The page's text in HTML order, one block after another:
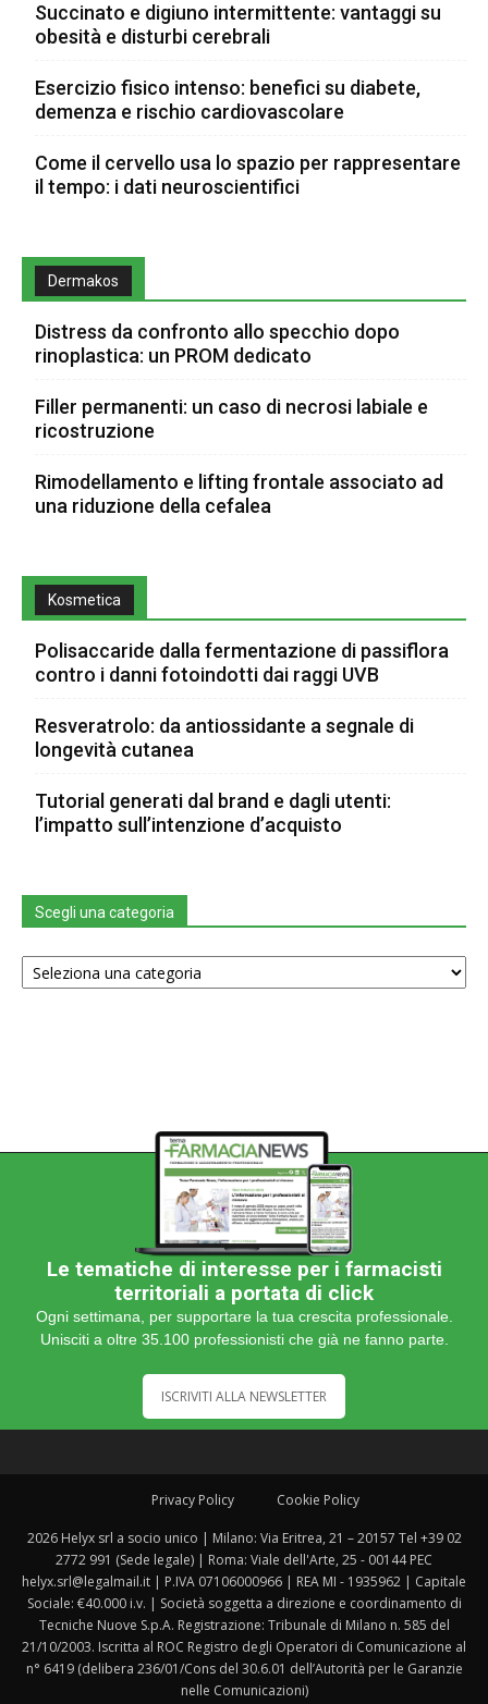
Succinato e digiuno intermittente: vantaggi su
obesità e disturbi cerebrali
Esercizio fisico intenso: benefici su diabete,
demenza e rischio cardiovascolare
Come il cervello usa lo spazio per rappresentare
il tempo: i dati neuroscientifici
Dermakos
Distress da confronto allo specchio dopo
rinoplastica: un PROM dedicato
Filler permanenti: un caso di necrosi labiale e
ricostruzione
Rimodellamento e lifting frontale associato ad
una riduzione della cefalea
Kosmetica
Polisaccaride dalla fermentazione di passiflora
contro i danni fotoindotti dai raggi UVB
Resveratrolo: da antiossidante a segnale di
longevità cutanea
Tutorial generati dal brand e dagli utenti:
l’impatto sull’intenzione d’acquisto
Scegli una categoria
Scegli
una
Le tematiche di interesse per i farmacisti
territoriali a portata di click
Ogni settimana, per supportare la tua crescita professionale.
Unisciti a oltre 35.100 professionisti che già ne fanno parte.
ISCRIVITI ALLA NEWSLETTER
Privacy Policy Cookie Policy
2026 Helyx srl a socio unico | Milano: Via Eritrea, 21 – 20157 Tel +39 02
2772 991 (Sede legale) | Roma: Viale dell'Arte, 25 - 00144 PEC
helyx.srl@legalmail.it | P.IVA 07106000966 | REA MI - 1935962 | Capitale
Sociale: €40.000 i.v. | Società soggetta a direzione e coordinamento di
Tecniche Nuove S.p.A. Registrazione: Tribunale di Milano n. 585 del
21/10/2003. Iscritta al ROC Registro degli Operatori di Comunicazione al
n° 6419 (delibera 236/01/Cons del 30.6.01 dell’Autorità per le Garanzie
nelle Comunicazioni)